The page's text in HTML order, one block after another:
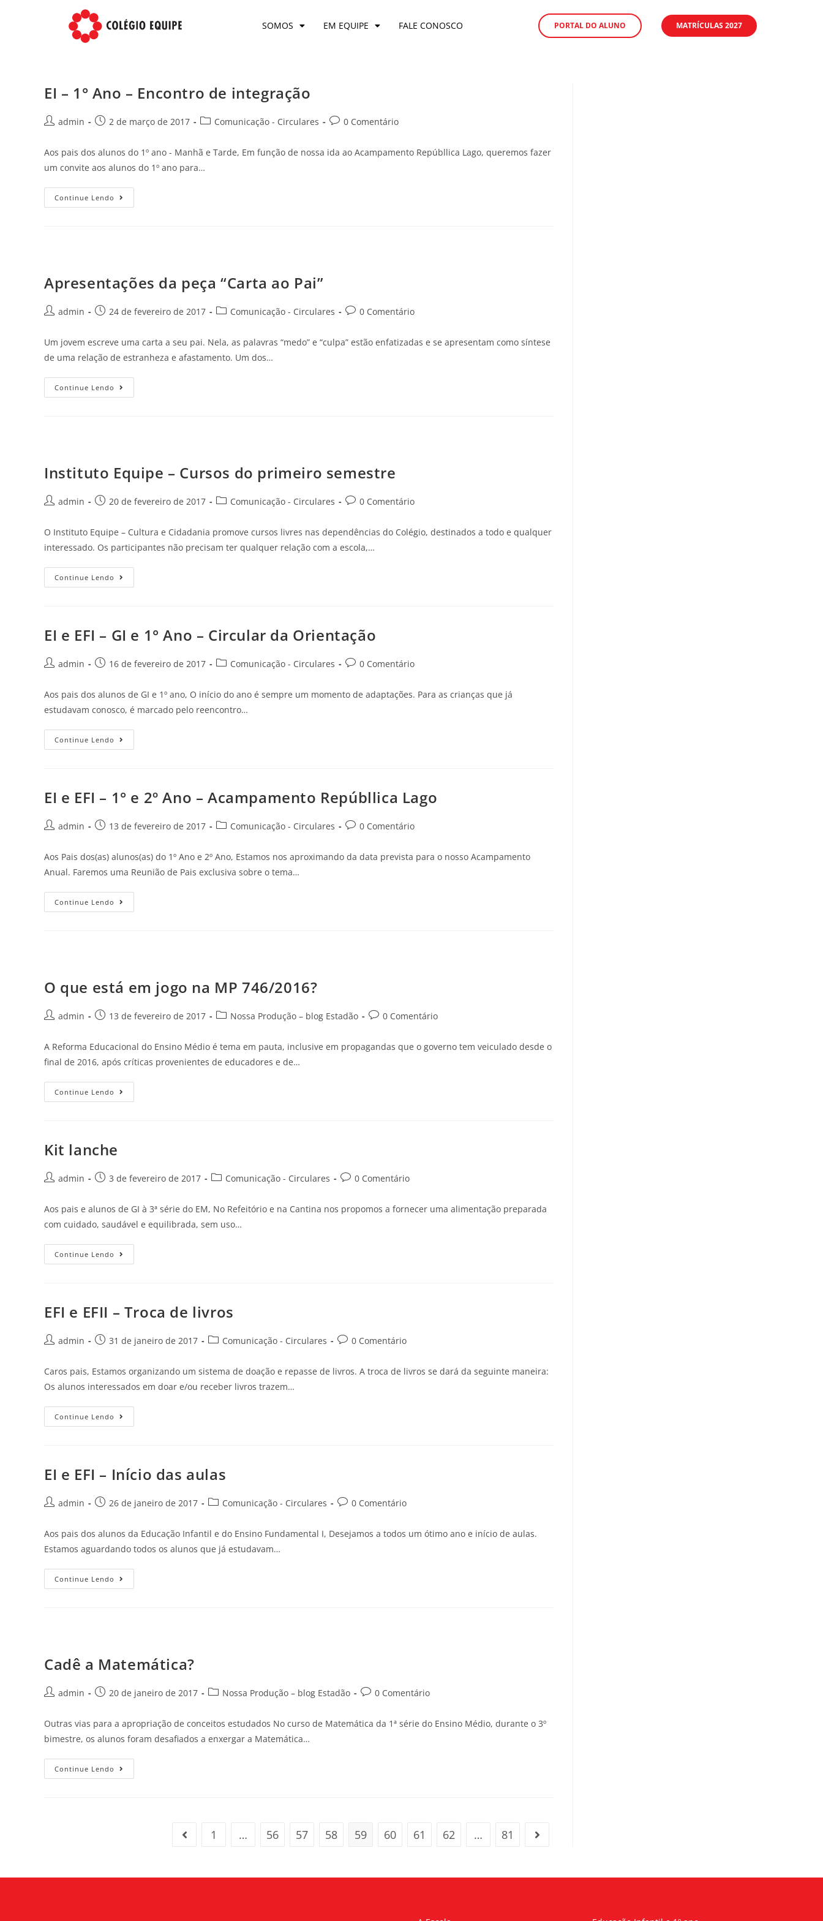
SOMOS EM EQUIPE FALE CONOSCO PORTAL DO ALUNO MATRÍCULAS 2027
EI – 1° Ano – Encontro de integração
admin 2 de março de 2017 Comunicação - Circulares 0 Comentário
Aos pais dos alunos do 1º ano - Manhã e Tarde, Em função de nossa ida ao Acampamento Repúbllica Lago, queremos fazer
um convite aos alunos do 1º ano para…
Continue Lendo
Apresentações da peça “Carta ao Pai”
admin 24 de fevereiro de 2017 Comunicação - Circulares 0 Comentário
Um jovem escreve uma carta a seu pai. Nela, as palavras “medo” e “culpa” estão enfatizadas e se apresentam como síntese
de uma relação de estranheza e afastamento. Um dos…
Continue Lendo
Instituto Equipe – Cursos do primeiro semestre
admin 20 de fevereiro de 2017 Comunicação - Circulares 0 Comentário
O Instituto Equipe – Cultura e Cidadania promove cursos livres nas dependências do Colégio, destinados a todo e qualquer
interessado. Os participantes não precisam ter qualquer relação com a escola,…
Continue Lendo
EI e EFI – GI e 1° Ano – Circular da Orientação
admin 16 de fevereiro de 2017 Comunicação - Circulares 0 Comentário
Aos pais dos alunos de GI e 1º ano, O início do ano é sempre um momento de adaptações. Para as crianças que já
estudavam conosco, é marcado pelo reencontro…
Continue Lendo
EI e EFI – 1° e 2º Ano – Acampamento Repúbllica Lago
admin 13 de fevereiro de 2017 Comunicação - Circulares 0 Comentário
Aos Pais dos(as) alunos(as) do 1º Ano e 2º Ano, Estamos nos aproximando da data prevista para o nosso Acampamento
Anual. Faremos uma Reunião de Pais exclusiva sobre o tema…
Continue Lendo
O que está em jogo na MP 746/2016?
admin 13 de fevereiro de 2017 Nossa Produção – blog Estadão 0 Comentário
A Reforma Educacional do Ensino Médio é tema em pauta, inclusive em propagandas que o governo tem veiculado desde o
final de 2016, após críticas provenientes de educadores e de…
Continue Lendo
Kit lanche
admin 3 de fevereiro de 2017 Comunicação - Circulares 0 Comentário
Aos pais e alunos de GI à 3ª série do EM, No Refeitório e na Cantina nos propomos a fornecer uma alimentação preparada
com cuidado, saudável e equilibrada, sem uso…
Continue Lendo
EFI e EFII – Troca de livros
admin 31 de janeiro de 2017 Comunicação - Circulares 0 Comentário
Caros pais, Estamos organizando um sistema de doação e repasse de livros. A troca de livros se dará da seguinte maneira:
Os alunos interessados em doar e/ou receber livros trazem…
Continue Lendo
EI e EFI – Início das aulas
admin 26 de janeiro de 2017 Comunicação - Circulares 0 Comentário
Aos pais dos alunos da Educação Infantil e do Ensino Fundamental I, Desejamos a todos um ótimo ano e início de aulas.
Estamos aguardando todos os alunos que já estudavam…
Continue Lendo
Cadê a Matemática?
admin 20 de janeiro de 2017 Nossa Produção – blog Estadão 0 Comentário
Outras vias para a apropriação de conceitos estudados No curso de Matemática da 1ª série do Ensino Médio, durante o 3º
bimestre, os alunos foram desafiados a enxergar a Matemática…
Continue Lendo
1 … 56 57 58 59 60 61 62 … 81